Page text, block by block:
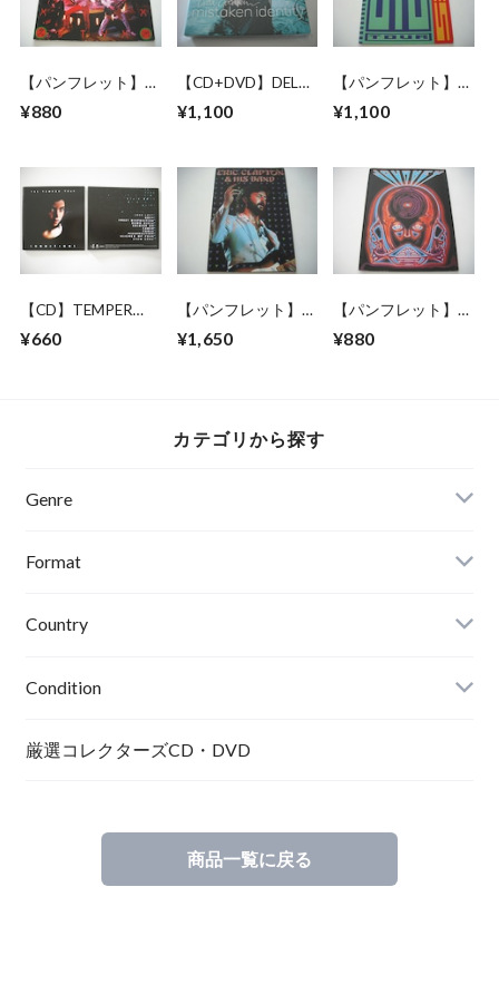
【パンフレット】
STYX / 1982 JAPAN
TOUR
¥880
【CD+DVD】DELTA
GOODREM /
MISTAKEN
¥1,100
【パンフレット】
YES / 1988 JAPAN
TOUR
¥1,100
【CD】TEMPER
TRAP /
CONDITIONS
¥660
【パンフレット】
ERIC CLAPTON /
1979 JAPAN TOUR
¥1,650
【パンフレット】
JOURNEY / 1983
JAPAN TOUR
¥880
カテゴリから探す
Genre
Format
Country
Condition
厳選コレクターズCD・DVD
商品一覧に戻る